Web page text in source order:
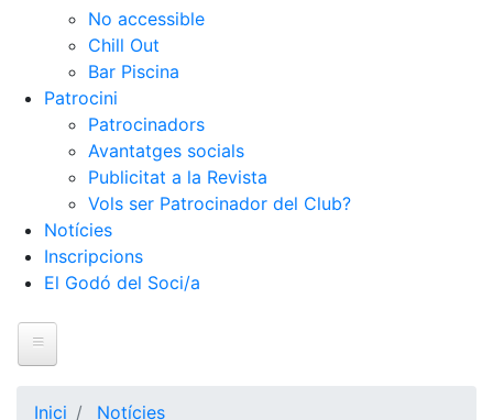
No accessible
Chill Out
Bar Piscina
Patrocini
Patrocinadors
Avantatges socials
Publicitat a la Revista
Vols ser Patrocinador del Club?
Notícies
Inscripcions
El Godó del Soci/a
Inici Notícies